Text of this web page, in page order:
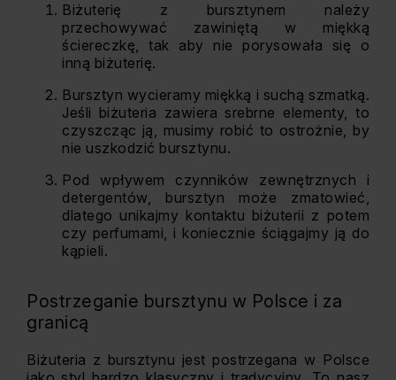
Biżuterię z bursztynem należy
przechowywać zawiniętą w miękką
ściereczkę, tak aby nie porysowała się o
inną biżuterię.
Bursztyn wycieramy miękką i suchą szmatką.
Jeśli biżuteria zawiera srebrne elementy, to
czyszcząc ją, musimy robić to ostrożnie, by
nie uszkodzić bursztynu.
Pod wpływem czynników zewnętrznych i
detergentów, bursztyn może zmatowieć,
dlatego unikajmy kontaktu biżuterii z potem
czy perfumami, i koniecznie ściągajmy ją do
kąpieli.
Postrzeganie bursztynu w Polsce i za
granicą
Biżuteria z bursztynu jest postrzegana w Polsce